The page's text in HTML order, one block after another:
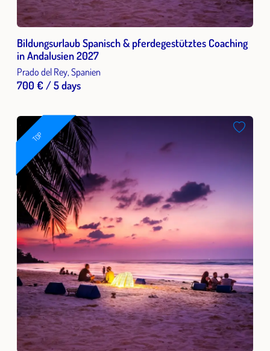
Bildungsurlaub Spanisch & pferdegestütztes Coaching
in Andalusien 2027
Prado del Rey, Spanien
700 € / 5 days
TOP